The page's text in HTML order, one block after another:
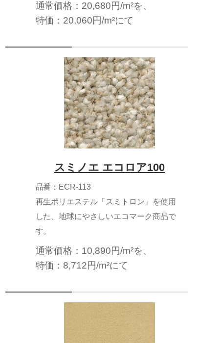
通常価格：20,680円/m²を、
特価：20,060円/m²にて
スミノエ エコロア100
品番：ECR-113
再生ポリエステル「スミトロン」を使用
した、地球にやさしいエコマーク商品で
す。
通常価格：10,890円/m²を、
特価：8,712円/m²にて